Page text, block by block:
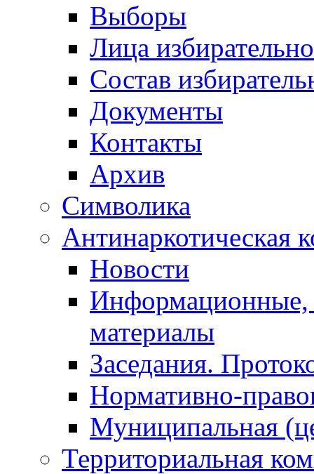
Выборы
Лица
Состав
Документы
Контакты
Архив
Символика
Антинаркотическая
Новости
Информационные,
материалы
Заседания.
Нормативно-
Муниципальная
Территориальная